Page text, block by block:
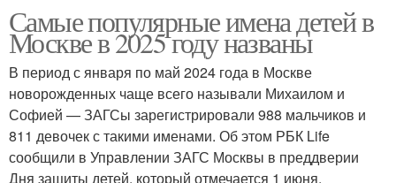
Самые популярные имена детей в
Москве в 2025 году названы
В период с января по май 2024 года в Москве
новорожденных чаще всего называли Михаилом и
Софией — ЗАГСы зарегистрировали 988 мальчиков и
811 девочек с такими именами. Об этом РБК Life
сообщили в Управлении ЗАГС Москвы в преддверии
Дня защиты детей, который отмечается 1 июня.